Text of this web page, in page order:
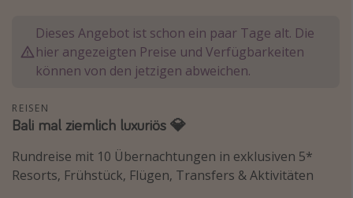
Krabi Urlaub
Tulum Urlaub
Japan Rundreise
Reisethemen
Dieses Angebot ist schon ein paar Tage alt. Die
hier angezeigten Preise und Verfügbarkeiten
können von den jetzigen abweichen.
REISEN
Bali mal ziemlich luxuriös 💎
Rundreise mit 10 Übernachtungen in exklusiven 5*
Resorts, Frühstück, Flügen, Transfers & Aktivitäten